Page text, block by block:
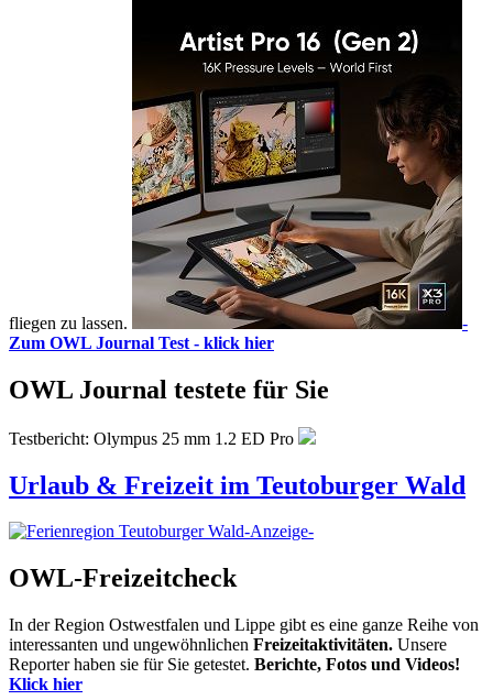
fliegen zu lassen.
-
Zum OWL Journal Test - klick hier
OWL Journal testete für Sie
Testbericht: Olympus 25 mm 1.2 ED Pro
Urlaub & Freizeit im Teutoburger Wald
-Anzeige-
OWL-Freizeitcheck
In der Region Ostwestfalen und Lippe gibt es eine ganze Reihe von
interessanten und ungewöhnlichen Freizeitaktivitäten. Unsere
Reporter haben sie für Sie getestet. Berichte, Fotos und Videos!
Klick hier